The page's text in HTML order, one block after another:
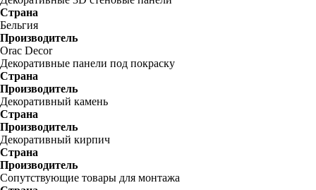
Страна
Бельгия
Производитель
Orac Decor
Декоративные панели под покраску
Страна
Производитель
Декоративный камень
Страна
Производитель
Декоративный кирпич
Страна
Производитель
Сопутствующие товары для монтажа